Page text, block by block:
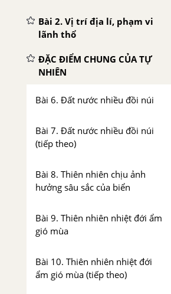
Bài 2. Vị trí địa lí, phạm vi
lãnh thổ
ĐẶC ĐIỂM CHUNG CỦA TỰ
NHIÊN
Bài 6. Đất nước nhiều đồi núi
Bài 7. Đất nước nhiều đồi núi
(tiếp theo)
Bài 8. Thiên nhiên chịu ảnh
hưởng sâu sắc của biển
Bài 9. Thiên nhiên nhiệt đới ẩm
gió mùa
Bài 10. Thiên nhiên nhiệt đới
ẩm gió mùa (tiếp theo)